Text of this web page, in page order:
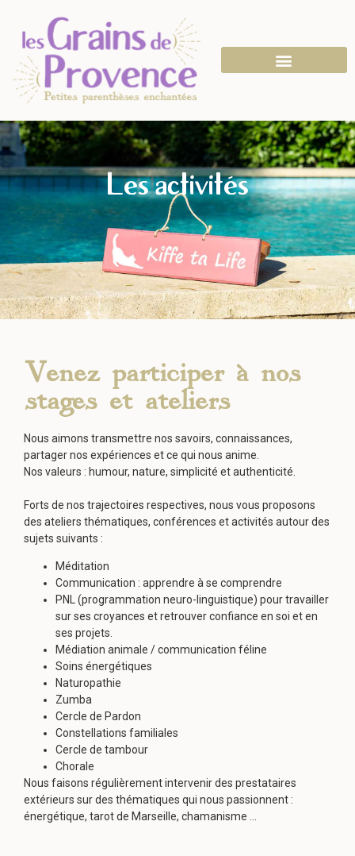
Les activités
Venez participer à nos
stages et ateliers
Nous aimons transmettre nos savoirs, connaissances,
partager nos expériences et ce qui nous anime.
Nos valeurs : humour, nature, simplicité et authenticité.
Forts de nos trajectoires respectives, nous vous proposons
des ateliers thématiques, conférences et activités autour des
sujets suivants :
Méditation
Communication : apprendre à se comprendre
PNL (programmation neuro-linguistique) pour travailler
sur ses croyances et retrouver confiance en soi et en
ses projets.
Médiation animale / communication féline
Soins énergétiques
Naturopathie
Zumba
Cercle de Pardon
Constellations familiales
Cercle de tambour
Chorale
Nous faisons régulièrement intervenir des prestataires
extérieurs sur des thématiques qui nous passionnent :
énergétique, tarot de Marseille, chamanisme …